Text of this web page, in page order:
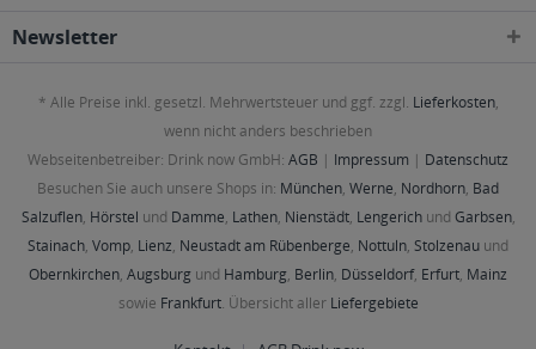
Newsletter
* Alle Preise inkl. gesetzl. Mehrwertsteuer und ggf. zzgl. Lieferkosten,
wenn nicht anders beschrieben
Webseitenbetreiber: Drink now GmbH: AGB | Impressum | Datenschutz
Besuchen Sie auch unsere Shops in: München, Werne, Nordhorn, Bad
Salzuflen, Hörstel und Damme, Lathen, Nienstädt, Lengerichund Garbsen,
Stainach, Vomp, Lienz, Neustadt am Rübenberge, Nottuln, Stolzenau und
Obernkirchen, Augsburg und Hamburg, Berlin, Düsseldorf, Erfurt, Mainz
sowie Frankfurt. Übersicht aller Liefergebiete